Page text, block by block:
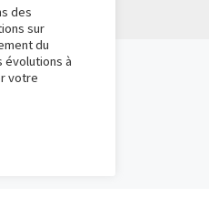
des
sur
du
évolutions à
votre